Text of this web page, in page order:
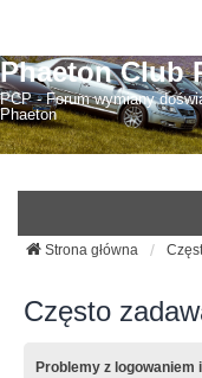
Phaeton Club
PCP - Forum wymiany
Phaeton
Strona główna
Często
Problemy z logowaniem